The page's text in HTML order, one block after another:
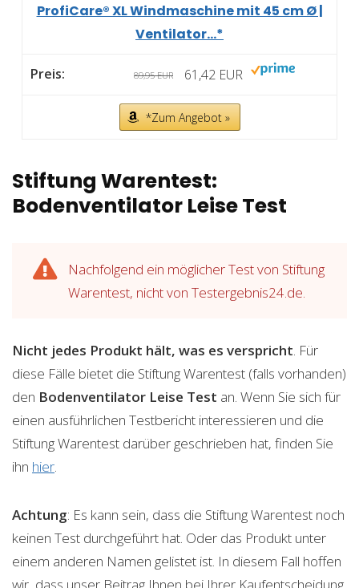
ProfiCare® XL Windmaschine mit 45 cm Ø |
Ventilator...*
89,95 EUR 61,42 EUR
*Zum Angebot »
Stiftung Warentest:
Bodenventilator Leise Test
Nachfolgend ein möglicher Test von Stiftung
Warentest, nicht von Testergebnis24.de.
Nicht jedes Produkt hält, was es verspricht. Für
diese Fälle bietet die Stiftung Warentest (falls vorhanden)
den Bodenventilator Leise Test an. Wenn Sie sich für
einen ausführlichen Testbericht interessieren und die
Stiftung Warentest darüber geschrieben hat, finden Sie
ihn hier.
Achtung: Es kann sein, dass die Stiftung Warentest noch
keinen Test durchgeführt hat. Oder das Produkt unter
einem anderen Namen gelistet ist. In diesem Fall hoffen
wir, dass unser Beitrag Ihnen bei Ihrer Kaufentscheidung